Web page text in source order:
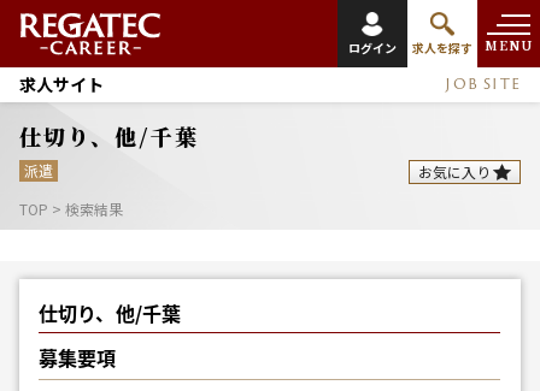
ログイン 求人を探す MENU
求人サイト JOB SITE
仕切り、他/千葉
派遣
お気に入り
TOP > 検索結果
仕切り、他/千葉
募集要項